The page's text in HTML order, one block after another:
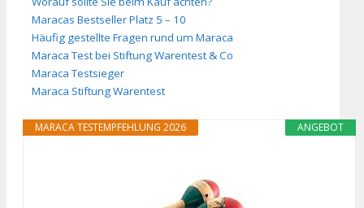
Maracas Bestseller Platz 5 – 10
Häufig gestellte Fragen rund um Maraca
Maraca Test bei Stiftung Warentest & Co
Maraca Testsieger
Maraca Stiftung Warentest
ANGEBOT
MARACA TESTEMPFEHLUNG 2026